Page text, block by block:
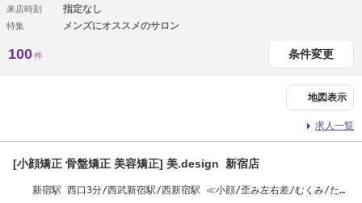
来店時刻 指定なし
特集 メンズにオススメのサロン
100件 条件変更
地図表示
求人一覧
[小顔矯正 骨盤矯正 美容矯正] 美.design 新宿店
新宿駅 西口3分/西武新宿駅/西新宿駅 ≪小顔/歪み左右差/むくみ/たる